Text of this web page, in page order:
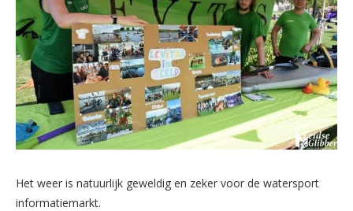
Het weer is natuurlijk geweldig en zeker voor de watersport
informatiemarkt.